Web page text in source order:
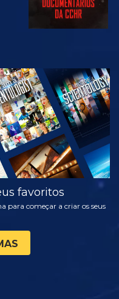
EXPLORAR A
SÉRIE
favoritos
para começar a criar os seus